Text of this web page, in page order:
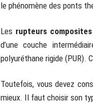
le phénomène des ponts
Les rupteurs composites
d’une couche
polyuréthane rigide (PUR).
Toutefois, vous devez
mieux. Il faut choisir son